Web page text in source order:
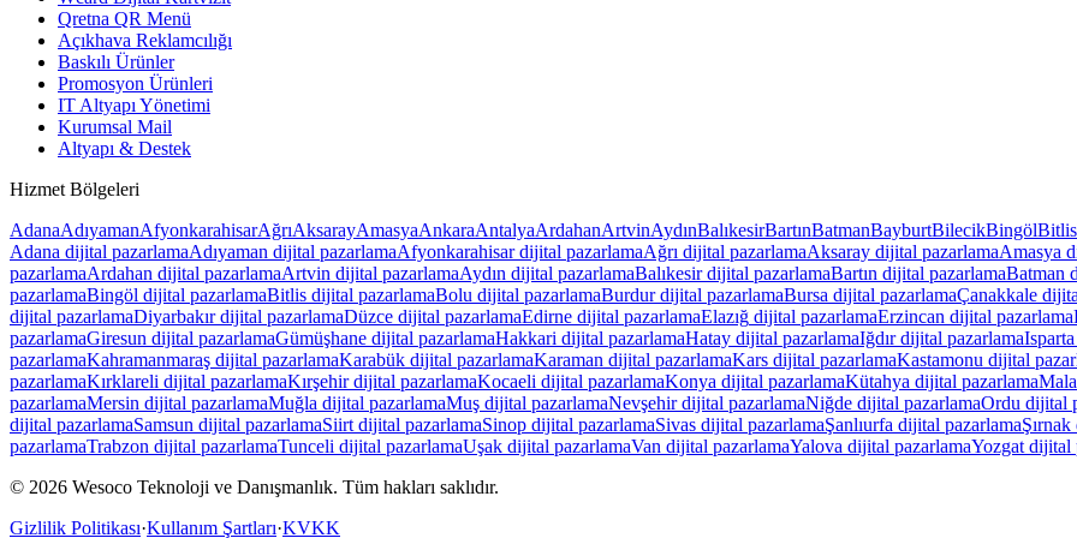
Qretna QR Menü
Açıkhava Reklamcılığı
Baskılı Ürünler
Promosyon Ürünleri
IT Altyapı Yönetimi
Kurumsal Mail
Altyapı & Destek
Hizmet Bölgeleri
AdanaAdıyamanAfyonkarahisarAğrıAksarayAmasyaAnkaraAntalyaArdahanArtvinAydınBalıkesirBartınBatmanBayburtBilecikBingölBitlis
Adana dijital pazarlamaAdıyaman dijital pazarlamaAfyonkarahisardijital pazarlamaAğrı dijital pazarlamaAksaray dijital pazarlamaAmasya
pazarlamaArdahan dijital pazarlamaArtvin dijital pazarlamaAydın dijital pazarlamaBalıkesirdijital pazarlamaBartın dijital pazarlamaBatman
pazarlamaBingöl dijital pazarlamaBitlis dijital pazarlamaBolu dijital pazarlamaBurdurdijital pazarlamaBursa dijital pazarlamaÇanakkale
dijital pazarlamaDiyarbakırdijital pazarlamaDüzce dijital pazarlamaEdirne dijital pazarlamaElazığ dijital pazarlamaErzincan dijital pazarlama
pazarlamaGiresun dijital pazarlamaGümüşhane dijital pazarlamaHakkari dijital pazarlamaHatay dijital pazarlamaIğdırdijital pazarlamaIsparta
pazarlamaKahramanmaraş dijital pazarlamaKarabük dijital pazarlamaKaraman dijital pazarlamaKars dijital pazarlamaKastamonu dijital
pazarlamaKırklareli dijital pazarlamaKırşehirdijital pazarlamaKocaeli dijital pazarlamaKonya dijital pazarlamaKütahya dijital pazarlama
pazarlamaMersin dijital pazarlamaMuğla dijital pazarlamaMuş dijital pazarlamaNevşehirdijital pazarlamaNiğde dijital pazarlamaOrdu dijital
dijital pazarlamaSamsun dijital pazarlamaSiirtdijital pazarlamaSinop dijital pazarlamaSivas dijital pazarlamaŞanlıurfa dijital pazarlamaŞırnak
pazarlamaTrabzon dijital pazarlamaTunceli dijital pazarlamaUşak dijital pazarlamaVan dijital pazarlamaYalova dijital pazarlamaYozgatdijital
© 2026 Wesoco Teknoloji ve Danışmanlık. Tüm hakları saklıdır.
Gizlilik Politikası·Kullanım Şartları·KVKK